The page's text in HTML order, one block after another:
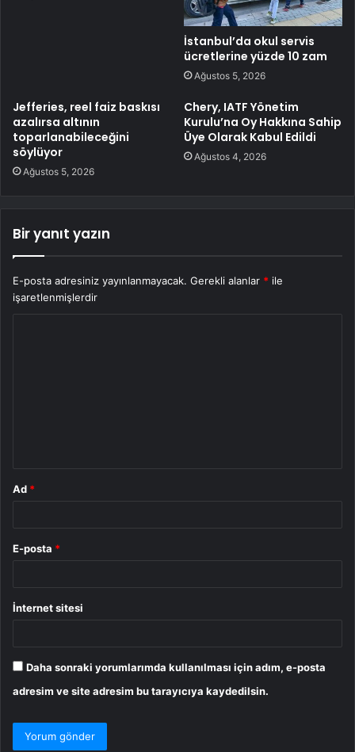
İstanbul’da okul servis
ücretlerine yüzde 10 zam
Ağustos 5, 2026
Jefferies, reel faiz baskısı
azalırsa altının
toparlanabileceğini
söylüyor
Ağustos 5, 2026
Chery, IATF Yönetim
Kurulu’na Oy Hakkına Sahip
Üye Olarak Kabul Edildi
Ağustos 4, 2026
Bir yanıt yazın
E-posta adresiniz yayınlanmayacak. Gerekli alanlar * ile
işaretlenmişlerdir
Ad *
E-posta *
İnternet sitesi
Daha sonraki yorumlarımda kullanılması için adım, e-posta
adresim ve site adresim bu tarayıcıya kaydedilsin.